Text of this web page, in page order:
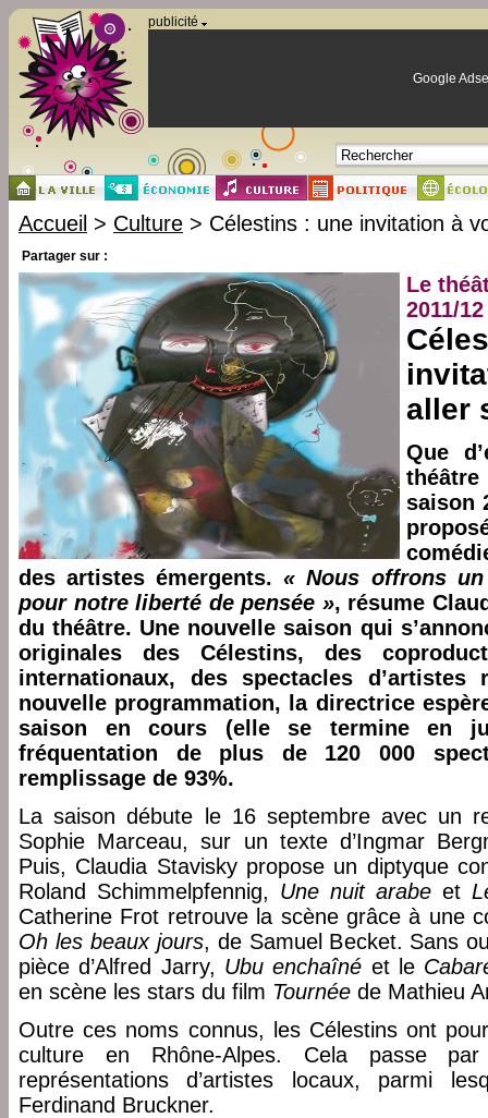
publicité
Google
Accueil > Culture > Célestins : une invitation à
Partager sur :
Le
2011/12
aller
Que
saison
des artistes émergents.« Nous offrons
pour notre liberté de pensée », résume
du théâtre. Une nouvelle saison qui
originales des Célestins, des
internationaux, des spectacles
nouvelle programmation, la directrice
saison en cours (elle se termine en
fréquentation de plus de 120 000
remplissage de 93%.
La saison débute le 16 septembre avec un
Sophie Marceau, sur un texte d’Ingmar
Puis, Claudia Stavisky propose un diptyque
Roland Schimmelpfennig, Une nuit arabe et
Catherine Frot retrouve la scène grâce à une
Oh les beaux jours, de Samuel Becket. Sans
pièce d’Alfred Jarry, Ubu enchaîné et le
en scène les stars du film Tournée de Mathieu
Outre ces noms connus, les Célestins ont
culture en Rhône-Alpes. Cela passe
représentations d’artistes locaux, parmi
Ferdinand Bruckner.
Panneau de gestion des cookies